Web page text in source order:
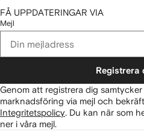
FÅ UPPDATERINGAR VIA
Mejl
Registrera
Genom att registrera dig
marknadsföring via mejl och
Integritetspolicy. Du kan när som
ner i våra mejl.